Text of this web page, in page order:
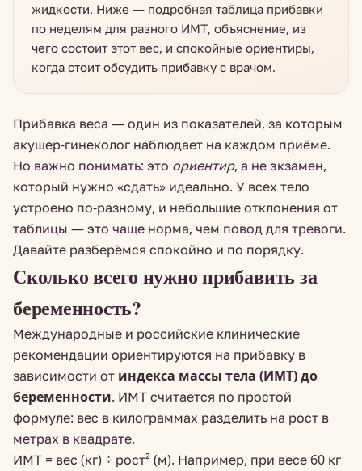
жидкости. Ниже — подробная таблица прибавки
по неделям для разного ИМТ, объяснение, из
чего состоит этот вес, и спокойные ориентиры,
когда стоит обсудить прибавку с врачом.
Прибавка веса — один из показателей, за которым
акушер-гинеколог наблюдает на каждом приёме.
Но важно понимать: это ориентир, а не экзамен,
который нужно «сдать» идеально. У всех тело
устроено по-разному, и небольшие отклонения от
таблицы — это чаще норма, чем повод для тревоги.
Давайте разберёмся спокойно и по порядку.
Сколько всего нужно прибавить за
беременность?
Международные и российские клинические
рекомендации ориентируются на прибавку в
зависимости от индекса массы тела (ИМТ) до
беременности. ИМТ считается по простой
формуле: вес в килограммах разделить на рост в
метрах в квадрате.
ИМТ = вес (кг) ÷ рост² (м). Например, при весе 60 кг